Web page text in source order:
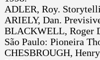
ADLER, Roy.
ARIELY, Dan.
BLACKWELL, Roger
São Paulo: Pioneira
CHESBROUGH,